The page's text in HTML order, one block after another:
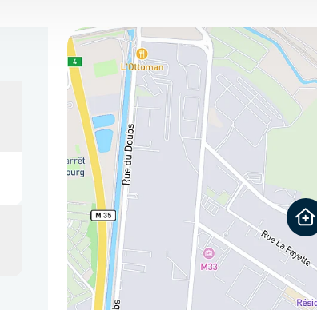
Vous pouvez nous trouver ici